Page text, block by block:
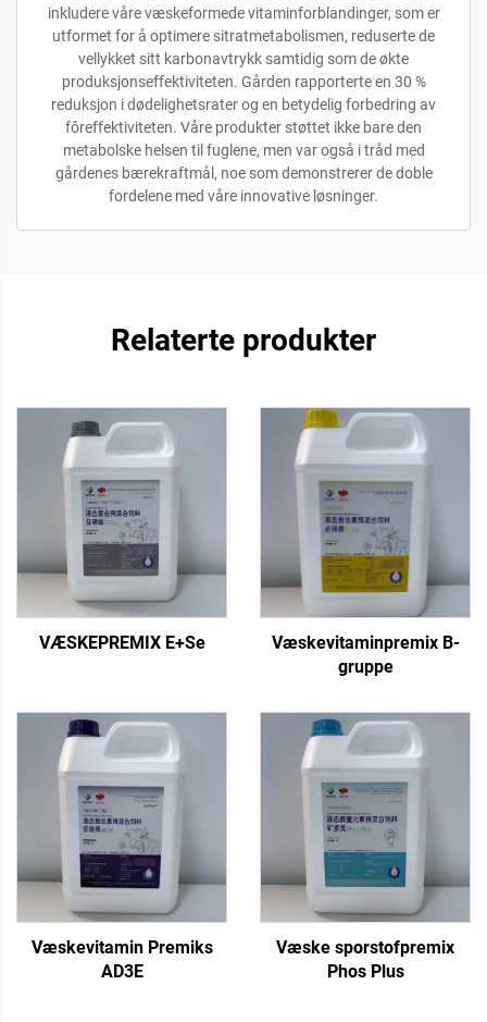
inkludere våre væskeformede vitaminforblandinger, som er
utformet for å optimere sitratmetabolismen, reduserte de
vellykket sitt karbonavtrykk samtidig som de økte
produksjonseffektiviteten. Gården rapporterte en 30 %
reduksjon i dødelighetsrater og en betydelig forbedring av
fôreffektiviteten. Våre produkter støttet ikke bare den
metabolske helsen til fuglene, men var også i tråd med
gårdenes bærekraftmål, noe som demonstrerer de doble
fordelene med våre innovative løsninger.
Relaterte produkter
VÆSKEPREMIX E+Se
Væskevitaminpremix B-
gruppe
Væskevitamin Premiks
AD3E
Væske sporstofpremix
Phos Plus